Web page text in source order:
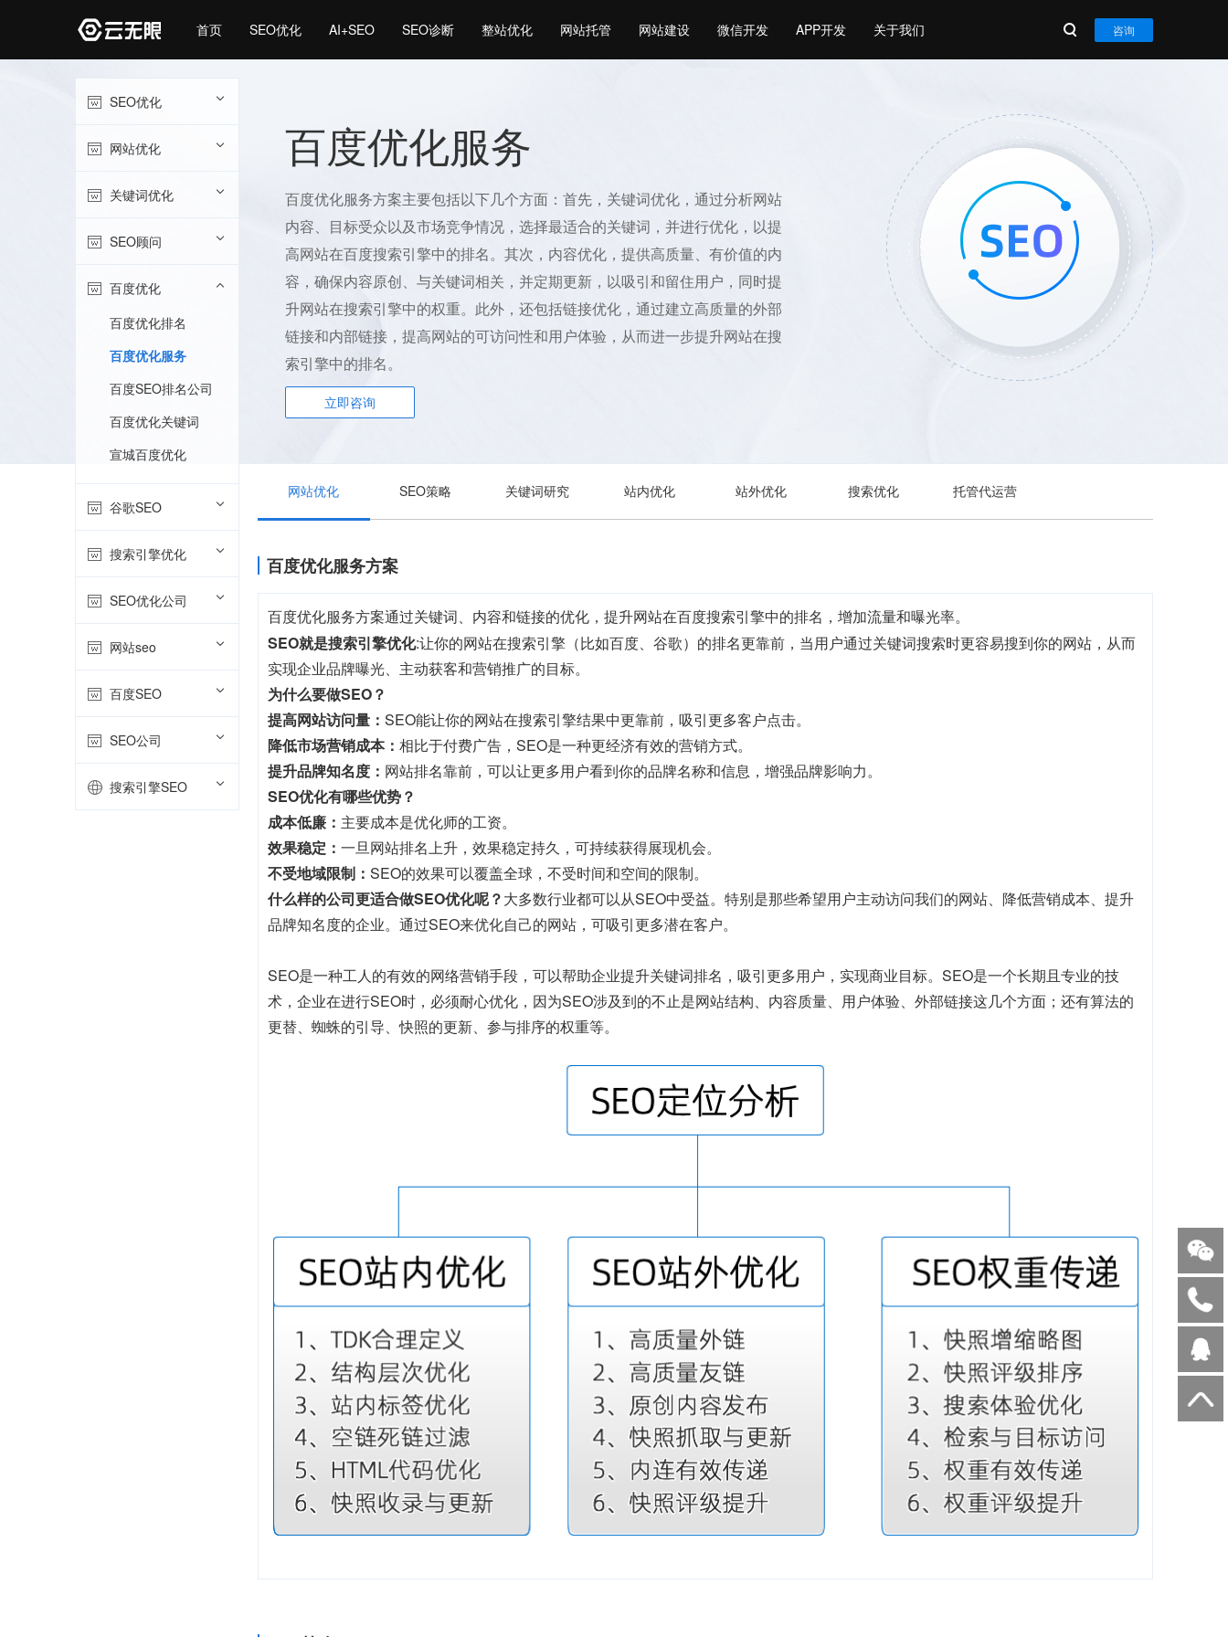
首页 SEO优化 AI+SEO SEO诊断 整站优化 网站托管 网站建设 微信开发 APP开发 关于我们 咨询
百度优化服务
百度优化服务方案主要包括以下几个方面：首先，关键词优化，通过分析网站
内容、目标受众以及市场竞争情况，选择最适合的关键词，并进行优化，以提
高网站在百度搜索引擎中的排名。其次，内容优化，提供高质量、有价值的内
容，确保内容原创、与关键词相关，并定期更新，以吸引和留住用户，同时提
升网站在搜索引擎中的权重。此外，还包括链接优化，通过建立高质量的外部
链接和内部链接，提高网站的可访问性和用户体验，从而进一步提升网站在搜
索引擎中的排名。
立即咨询
SEO优化
网站优化
关键词优化
SEO顾问
百度优化
百度优化排名
百度优化服务
百度SEO排名公司
百度优化关键词
宣城百度优化
谷歌SEO
搜索引擎优化
SEO优化公司
网站seo
百度SEO
SEO公司
搜索引擎SEO
网站优化 SEO策略 关键词研究 站内优化 站外优化 搜索优化 托管代运营
百度优化服务方案
百度优化服务方案通过关键词、内容和链接的优化，提升网站在百度搜索引擎中的排名，增加流量和曝光率。
SEO就是搜索引擎优化:让你的网站在搜索引擎（比如百度、谷歌）的排名更靠前，当用户通过关键词搜索时更容易搜到你的网站，从而
实现企业品牌曝光、主动获客和营销推广的目标。
为什么要做SEO？
提高网站访问量： SEO能让你的网站在搜索引擎结果中更靠前，吸引更多客户点击。
降低市场营销成本： 相比于付费广告，SEO是一种更经济有效的营销方式。
提升品牌知名度： 网站排名靠前，可以让更多用户看到你的品牌名称和信息，增强品牌影响力。
SEO优化有哪些优势？
成本低廉： 主要成本是优化师的工资。
效果稳定： 一旦网站排名上升，效果稳定持久，可持续获得展现机会。
不受地域限制： SEO的效果可以覆盖全球，不受时间和空间的限制。
什么样的公司更适合做SEO优化呢？大多数行业都可以从SEO中受益。特别是那些希望用户主动访问我们的网站、降低营销成本、提升
品牌知名度的企业。通过SEO来优化自己的网站，可吸引更多潜在客户。
SEO是一种工人的有效的网络营销手段，可以帮助企业提升关键词排名，吸引更多用户，实现商业目标。SEO是一个长期且专业的技
术，企业在进行SEO时，必须耐心优化，因为SEO涉及到的不止是网站结构、内容质量、用户体验、外部链接这几个方面；还有算法的
更替、蜘蛛的引导、快照的更新、参与排序的权重等。